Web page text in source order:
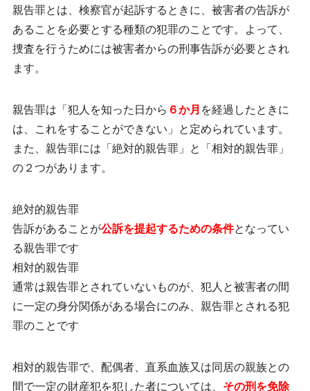
親告罪とは、検察官が起訴するときに、被害者の告訴が
あることを必要とする種類の犯罪のことです。よって、
捜査を行うためには被害者からの刑事告訴が必要とされ
ます。
親告罪は「犯人を知った日から ６か月 を経過したときに
は、これをすることができない」と定められています。
また、親告罪には「絶対的親告罪」と「相対的親告罪」
の２つがあります。
絶対的親告罪
告訴があることが公訴を提起するための条件となってい
る親告罪です
相対的親告罪
通常は親告罪とされていないものが、犯人と被害者の間
に一定の身分関係がある場合にのみ、親告罪とされる犯
罪のことです
相対的親告罪で、 配偶者、直系血族又は同居の親族との
間で一定の財産犯を犯した者については、 その刑を免除